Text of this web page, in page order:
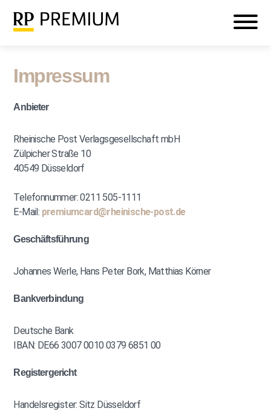
Login
Impressum
Anbieter
Rheinische Post Verlagsgesellschaft mbH
Zülpicher Straße 10
40549 Düsseldorf
Telefonnummer: 0211 505-1111
E-Mail: premiumcard@rheinische-post.de
Geschäftsführung
Johannes Werle, Hans Peter Bork, Matthias Körner
Bankverbindung
Deutsche Bank
IBAN: DE66 3007 0010 0379 6851 00
Registergericht
Handelsregister: Sitz Düsseldorf